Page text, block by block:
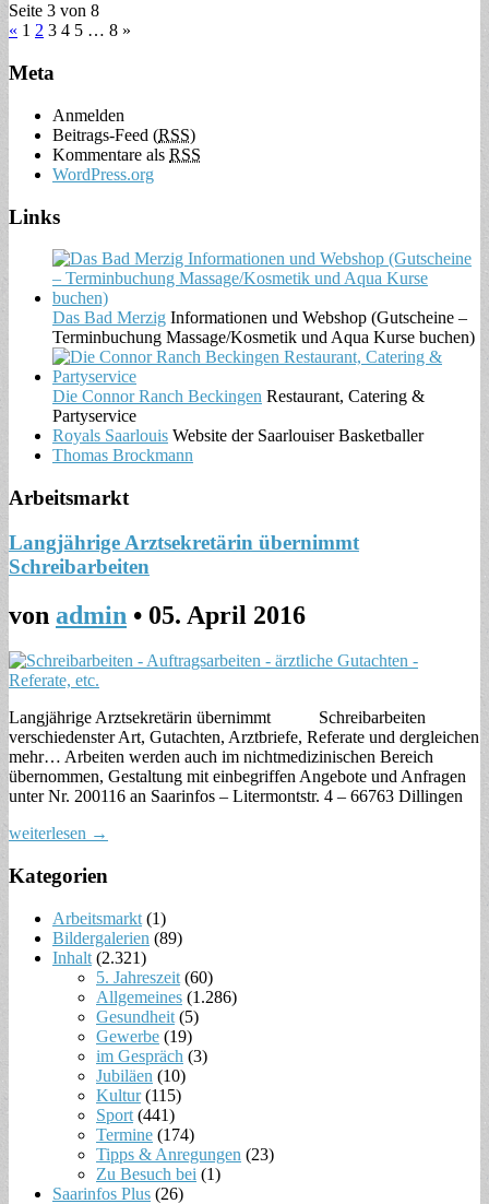
Seite 3 von 8
« 1 2 3 4 5 … 8 »
Meta
Anmelden
Beitrags-Feed (RSS)
Kommentare als RSS
WordPress.org
Links
Das Bad Merzig Informationen und Webshop (Gutscheine –
Terminbuchung Massage/Kosmetik und Aqua Kurse buchen)
Die Connor Ranch Beckingen Restaurant, Catering &
Partyservice
Royals Saarlouis Website der Saarlouiser Basketballer
Thomas Brockmann
Arbeitsmarkt
Langjährige Arztsekretärin übernimmt
Schreibarbeiten
von admin • 05. April 2016
Langjährige Arztsekretärin übernimmt Schreibarbeiten
verschiedenster Art, Gutachten, Arztbriefe, Referate und dergleichen
mehr… Arbeiten werden auch im nichtmedizinischen Bereich
übernommen, Gestaltung mit einbegriffen Angebote und Anfragen
unter Nr. 200116 an Saarinfos – Litermontstr. 4 – 66763 Dillingen
weiterlesen →
Kategorien
Arbeitsmarkt (1)
Bildergalerien (89)
Inhalt (2.321)
5. Jahreszeit (60)
Allgemeines (1.286)
Gesundheit (5)
Gewerbe (19)
im Gespräch (3)
Jubiläen (10)
Kultur(115)
Sport (441)
Termine (174)
Tipps & Anregungen (23)
Zu Besuch bei (1)
Saarinfos Plus (26)